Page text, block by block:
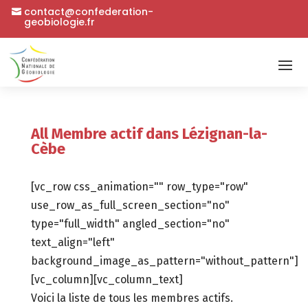
contact@confederation-
geobiologie.fr
All Membre actif dans Lézignan-la-
Cèbe
[vc_row css_animation="" row_type="row"
use_row_as_full_screen_section="no"
type="full_width" angled_section="no"
text_align="left"
background_image_as_pattern="without_pattern"]
[vc_column][vc_column_text]
Voici la liste de tous les membres actifs.